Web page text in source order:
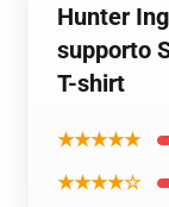
Hunter
supporto
T-shirt
★★★★★
★★★★☆